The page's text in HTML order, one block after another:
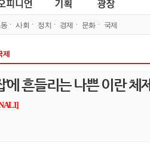
사회 정치 경제 문화 국제
제
’에 흔들리는 나쁜 이란 체제